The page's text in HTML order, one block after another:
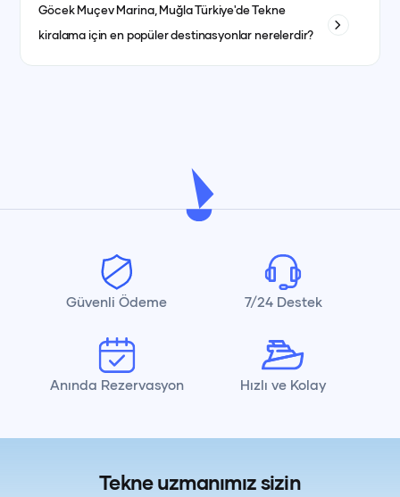
teknelerde fiyat ayrı olabilmektedir. her teknenin ilan detay
kısmında görebilirsiniz.
Göcek Muçev Marina, MuğlaTürkiye'de Tekne
kiralama için en popüler destinasyonlar nerelerdir?
Güvenli Ödeme 7/24 Destek
Anında Rezervasyon Hızlı ve Kolay
Tekne uzmanımız sizin